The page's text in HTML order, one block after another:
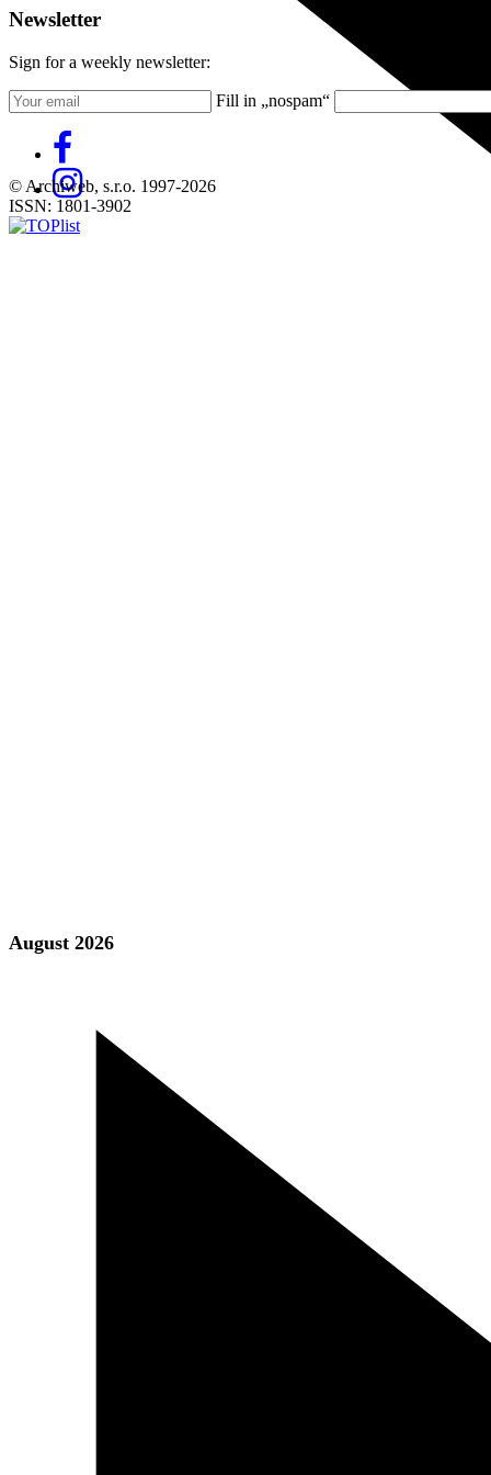
August 2026
Newsletter
Sign for a weekly newsletter:
Fill in „nospam“
© Archiweb, s.r.o. 1997-2026
ISSN: 1801-3902